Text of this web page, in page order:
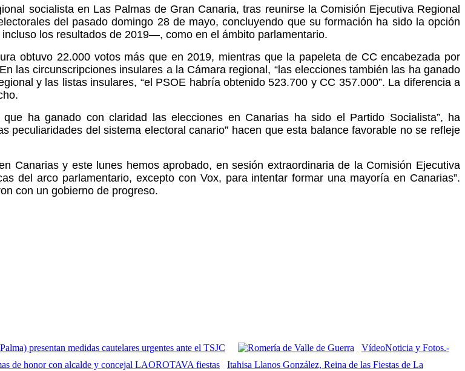
socialista en Las Palmas de Gran Canaria, tras reunirse la Comisión Ejecutiva Regional
del pasado domingo 28 de mayo, concluyendo que su formación ha sido la opción
los resultados de 2019—, como en el ámbito parlamentario.
obtuvo 22.000 votos más que en 2019, mientras que la papeleta de CC encabezada por
las circunscripciones insulares a la Cámara regional, “las elecciones también las ha ganado
y las listas insulares, “el PSOE habría obtenido 523.700 y CC 357.000”. La diferencia a
ha ganado con claridad las elecciones en Canarias ha sido el Partido Socialista”, ha
peculiaridades del sistema electoral canario” hacen que esta balance favorable no se refleje
Canarias y este lunes hemos aprobado, en sesión extraordinaria de la Comisión Ejecutiva
del arco parlamentario, excepto con Vox, para intentar formar una mayoría en Canarias”.
con un gobierno de progreso.
presentan medidas cautelares urgentes ante el TSJC
VídeoNoticia y Fotos.-
Itahisa Llanos González, Reina de las Fiestas de La